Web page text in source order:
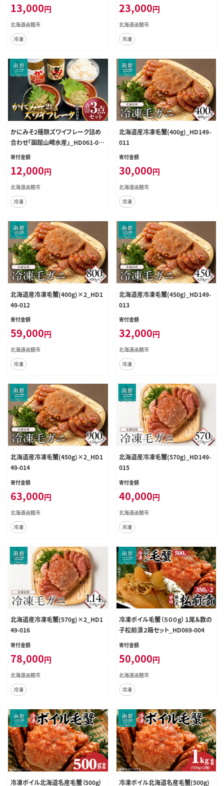
13,000円
北海道函館市
冷凍
23,000円
北海道函館市
冷凍
かにみそ2種類ズワイフレーク詰め
合わせ「函館山﨑水産」_HD061-00
6
寄付金額
12,000円
北海道函館市
冷凍
北海道産冷凍毛蟹(400g)_HD149-
011
寄付金額
30,000円
北海道函館市
冷凍
北海道産冷凍毛蟹(400g)×2_HD1
49-012
寄付金額
59,000円
北海道函館市
冷凍
北海道産冷凍毛蟹(450g)_HD149-
013
寄付金額
32,000円
北海道函館市
冷凍
北海道産冷凍毛蟹(450g)×2_HD1
49-014
寄付金額
63,000円
北海道函館市
冷凍
北海道産冷凍毛蟹(570g)_HD149-
015
寄付金額
40,000円
北海道函館市
冷凍
北海道産冷凍毛蟹(570g)×2_HD1
49-016
寄付金額
78,000円
北海道函館市
冷凍
冷凍ボイル毛蟹（５００ｇ）１尾＆数の
子松前漬２箱セット_HD069-004
寄付金額
50,000円
北海道函館市
冷凍
冷凍ボイル北海道名産毛蟹（500g） 冷凍ボイル北海道名産毛蟹(500g)